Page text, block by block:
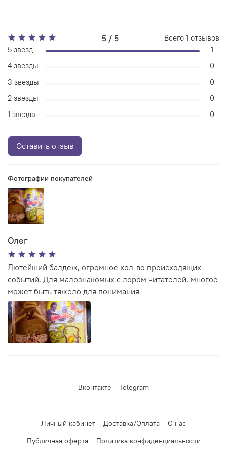
Твёрдый переплёт, 170х250 мм, 464 стр.
Фотографии покупателей
Олег
Лютейший балдеж, огромное кол-во происходящих
событий. Для малознакомых с лором читателей, многое
может быть тяжело для понимания
5 / 5 Всего 1 отзывов
5 звезд
1
4 звезды
0
3 звезды
0
2 звезды
0
1 звезда
0
Оставить отзыв
Вконтакте Telegram
Личный кабинет Доставка/Оплата
О нас
Публичная оферта
Политика конфиденциальности